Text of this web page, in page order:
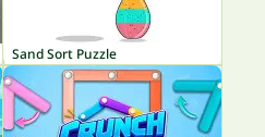
Sand Sort Puzzle